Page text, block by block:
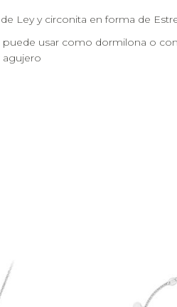
Ley y circonita en forma de
puede usar como dormilona o